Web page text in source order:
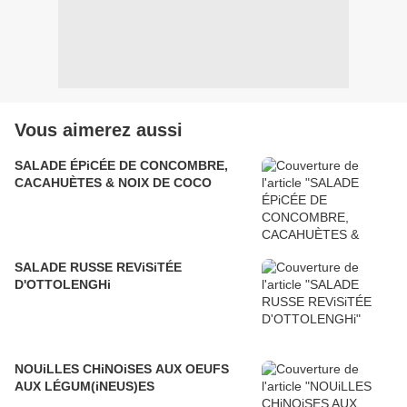
Vous aimerez aussi
SALADE ÉPiCÉE DE CONCOMBRE,
CACAHUÈTES & NOIX DE COCO
SALADE RUSSE REViSiTÉE
D'OTTOLENGHi
NOUiLLES CHiNOiSES AUX OEUFS
AUX LÉGUM(iNEUS)ES